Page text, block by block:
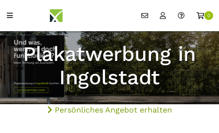
0
Plakatwerbung in
Ingolstadt
Persönliches Angebot erhalten